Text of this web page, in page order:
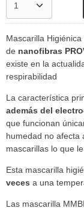
Mascarilla
de nanofibras
existe en la
respirabilidad
La característica
además del
que funcionan
humedad no afecta
mascarillas lo que
Esta mascarilla
veces a una
Las mascarilla